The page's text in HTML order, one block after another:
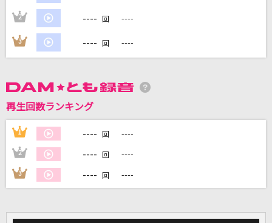
DAMの新曲・ランキングなど
カラオケをもっと楽しもう！
家族や友達と一緒に！練習にも！
2 ---- 回 ----
3 ---- 回 ----
再生回数ランキング
1 ---- 回 ----
2 ---- 回 ----
3 ---- 回 ----